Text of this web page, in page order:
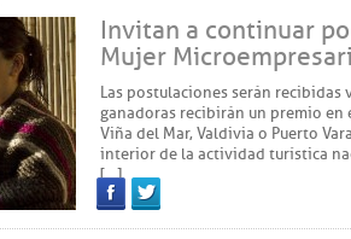
Invitan a continuar
Mujer
Las postulaciones serán recibidas
ganadoras recibirán un premio en
Viña del Mar, Valdivia o Puerto
interior de la actividad turística
[…]
FacebookTwitter